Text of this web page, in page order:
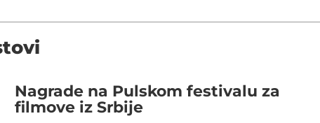
Nagrade na Pulskom festivalu za
filmove iz Srbije